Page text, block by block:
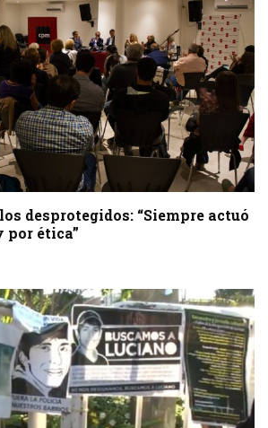
desprotegidos: “Siempre actuó
por ética”